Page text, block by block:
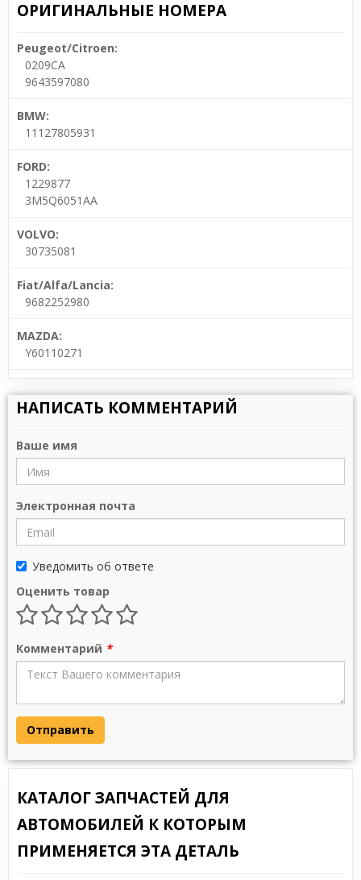
ОРИГИНАЛЬНЫЕ НОМЕРА
Peugeot/Citroen:
0209CA
9643597080
BMW:
11127805931
FORD:
1229877
3M5Q6051AA
VOLVO:
30735081
Fiat/Alfa/Lancia:
9682252980
MAZDA:
Y60110271
НАПИСАТЬ КОММЕНТАРИЙ
Ваше имя
Электронная почта
Уведомить об ответе
Оценить товар
Комментарий *
Отправить
КАТАЛОГ ЗАПЧАСТЕЙ ДЛЯ
АВТОМОБИЛЕЙ К КОТОРЫМ
ПРИМЕНЯЕТСЯ ЭТА ДЕТАЛЬ